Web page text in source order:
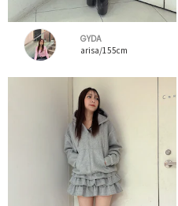
GYDA
arisa/155cm